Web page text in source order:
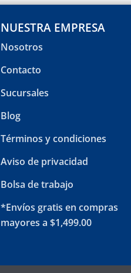
NUESTRA EMPRESA
Nosotros
Contacto
Sucursales
Blog
Términos y condiciones
Aviso de privacidad
Bolsa de trabajo
*Envíos gratis en compras
mayores a $1,499.00